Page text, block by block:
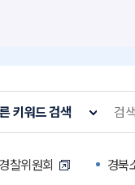
키워드 검색
찰위원회 경북